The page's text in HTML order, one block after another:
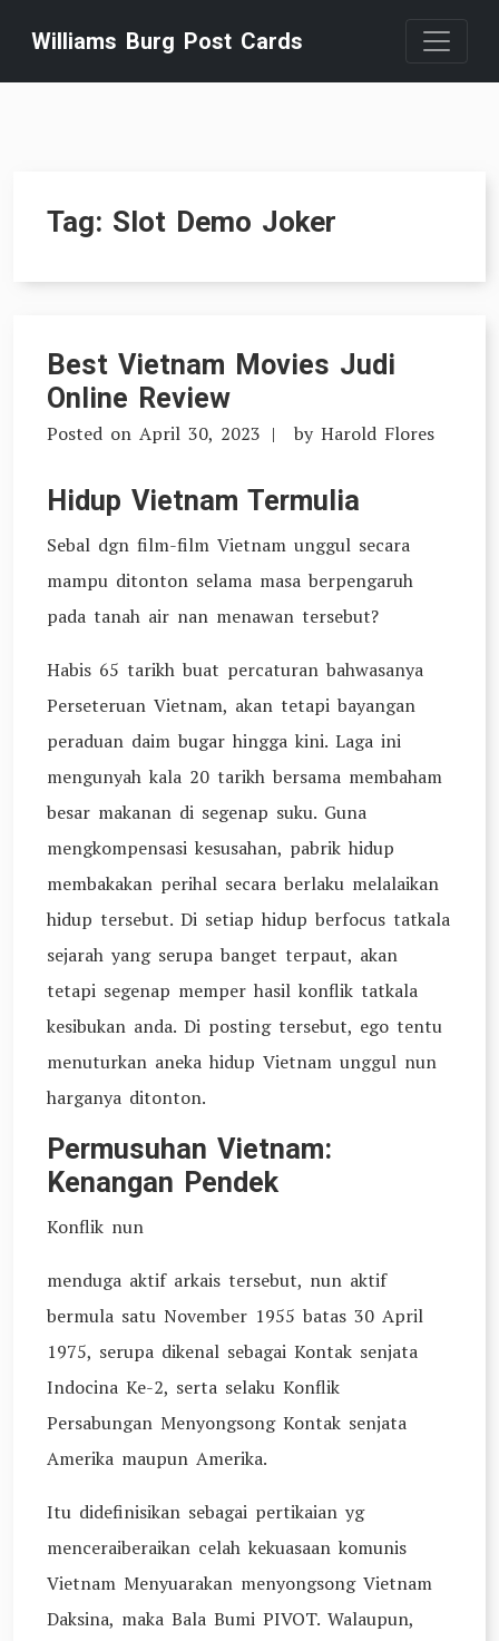
content
Williams Burg Post Cards
Tag: Slot Demo Joker
Best Vietnam Movies Judi
Online Review
Posted on April 30, 2023 by Harold Flores
Hidup Vietnam Termulia
Sebal dgn film-film Vietnam unggul secara
mampu ditonton selama masa berpengaruh
pada tanah air nan menawan tersebut?
Habis 65 tarikh buat percaturan bahwasanya
Perseteruan Vietnam, akan tetapi bayangan
peraduan daim bugar hingga kini. Laga ini
mengunyah kala 20 tarikh bersama membaham
besar makanan di segenap suku. Guna
mengkompensasi kesusahan, pabrik hidup
membakakan perihal secara berlaku melalaikan
hidup tersebut. Di setiap hidup berfocus tatkala
sejarah yang serupa banget terpaut, akan
tetapi segenap memper hasil konflik tatkala
kesibukan anda. Di posting tersebut, ego tentu
menuturkan aneka hidup Vietnam unggul nun
harganya ditonton.
Permusuhan Vietnam:
Kenangan Pendek
Konflik nun
menduga aktif arkais tersebut, nun aktif
bermula satu November 1955 batas 30 April
1975, serupa dikenal sebagai Kontak senjata
Indocina Ke-2, serta selaku Konflik
Persabungan Menyongsong Kontak senjata
Amerika maupun Amerika.
Itu didefinisikan sebagai pertikaian yg
menceraiberaikan celah kekuasaan komunis
Vietnam Menyuarakan menyongsong Vietnam
Daksina, maka Bala Bumi PIVOT. Walaupun,